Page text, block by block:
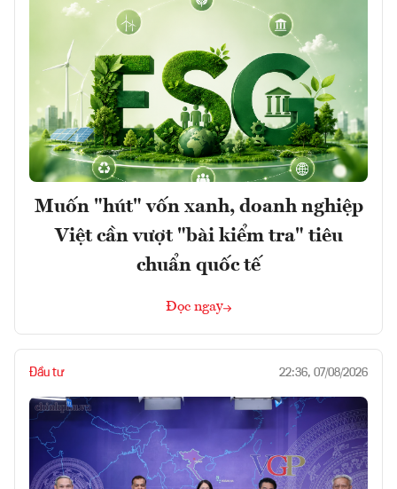
Muốn "hút" vốn xanh, doanh nghiệp
Việt cần vượt "bài kiểm tra" tiêu
chuẩn quốc tế
Đọc ngay
Đầu tư 22:36, 07/08/2026